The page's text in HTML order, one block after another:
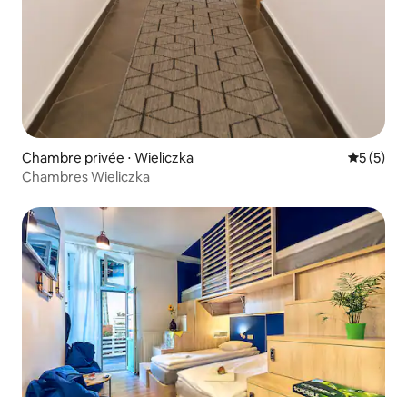
Chambre privée ⋅ Wieliczka
5 (5)
Chambres Wieliczka